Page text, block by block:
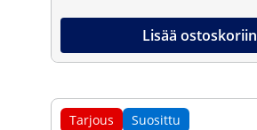
Lisää ostoskoriin
Tarjous Suosittu